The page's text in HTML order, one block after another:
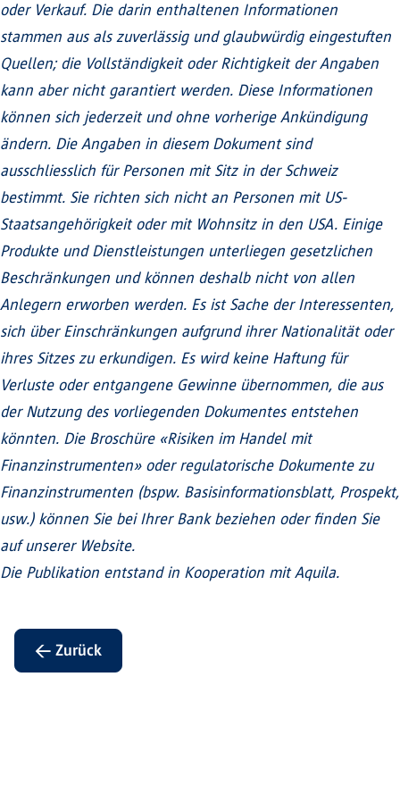
oder Verkauf. Die darin enthaltenen Informationen
stammen aus als zuverlässig und glaubwürdig eingestuften
Quellen; die Vollständigkeit oder Richtigkeit der Angaben
kann aber nicht garantiert werden. Diese Informationen
können sich jederzeit und ohne vorherige Ankündigung
ändern. Die Angaben in diesem Dokument sind
ausschliesslich für Personen mit Sitz in der Schweiz
bestimmt. Sie richten sich nicht an Personen mit US-
Staatsangehörigkeit oder mit Wohnsitz in den USA. Einige
Produkte und Dienstleistungen unterliegen gesetzlichen
Beschränkungen und können deshalb nicht von allen
Anlegern erworben werden. Es ist Sache der Interessenten,
sich über Einschränkungen aufgrund ihrer Nationalität oder
ihres Sitzes zu erkundigen. Es wird keine Haftung für
Verluste oder entgangene Gewinne übernommen, die aus
der Nutzung des vorliegenden Dokumentes entstehen
könnten. Die Broschüre «Risiken im Handel mit
Finanzinstrumenten» oder regulatorische Dokumente zu
Finanzinstrumenten (bspw. Basisinformationsblatt, Prospekt,
usw.) können Sie bei Ihrer Bank beziehen oder finden Sie
auf unserer Website.
Die Publikation entstand in Kooperation mit Aquila.
← Zurück